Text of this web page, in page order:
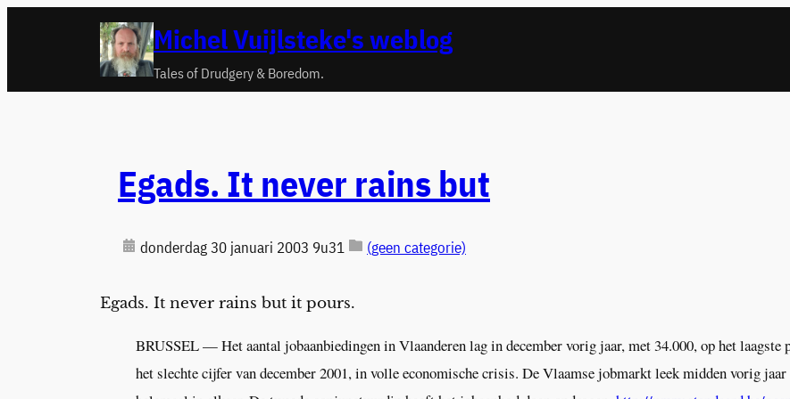
Michel Vuijlsteke's weblog
Tales of Drudgery & Boredom.
Egads. It never rains but
donderdag 30 januari 2003 9u31 (geen categorie)
Egads. It never rains but it pours.
BRUSSEL — Het aantal jobaanbiedingen in Vlaanderen lag in december vorig jaar, met 34.000, op het
het slechte cijfer van december 2001, in volle economische crisis. De Vlaamse jobmarkt leek midden vorig